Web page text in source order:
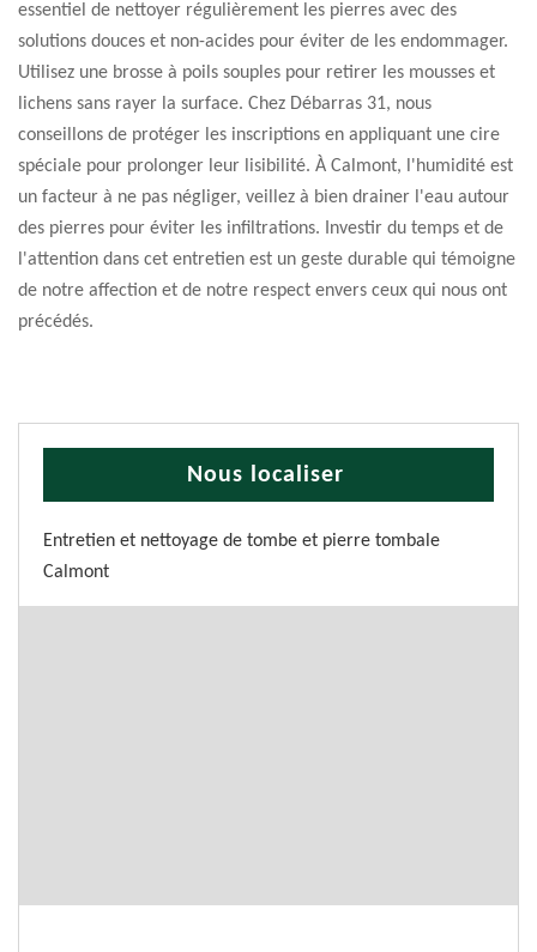
essentiel de nettoyer régulièrement les pierres avec des
solutions douces et non-acides pour éviter de les endommager.
Utilisez une brosse à poils souples pour retirer les mousses et
lichens sans rayer la surface. Chez Débarras 31, nous
conseillons de protéger les inscriptions en appliquant une cire
spéciale pour prolonger leur lisibilité. À Calmont, l'humidité est
un facteur à ne pas négliger, veillez à bien drainer l'eau autour
des pierres pour éviter les infiltrations. Investir du temps et de
l'attention dans cet entretien est un geste durable qui témoigne
de notre affection et de notre respect envers ceux qui nous ont
précédés.
Nous localiser
Entretien et nettoyage de tombe et pierre tombale
Calmont